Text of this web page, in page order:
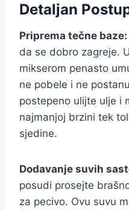
Detaljan
Priprema tečne baze:
da se dobro zagreje.
mikserom penasto
ne pobele i ne
postepeno ulijte ulje i
najmanjoj brzini tek
sjedine.
Dodavanje suvih
posudi prosejte
za pecivo. Ovu suvu